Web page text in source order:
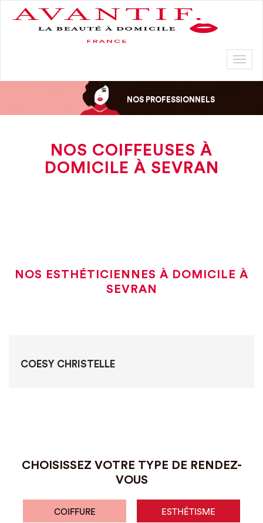
NOS PROFESSIONNELS
NOS COIFFEUSES À
DOMICILE À SEVRAN
NOS ESTHÉTICIENNES À DOMICILE À
SEVRAN
COESY CHRISTELLE
CHOISISSEZ VOTRE TYPE DE RENDEZ-
VOUS
COIFFURE ESTHÉTISME